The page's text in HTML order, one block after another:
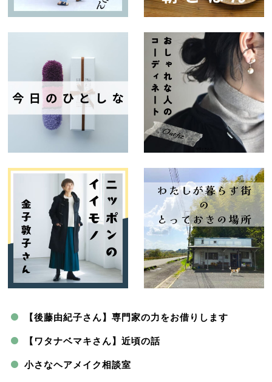
【後藤由紀子さん】専門家の力をお借りします
【ワタナベマキさん】近頃の話
小さなヘアメイク相談室